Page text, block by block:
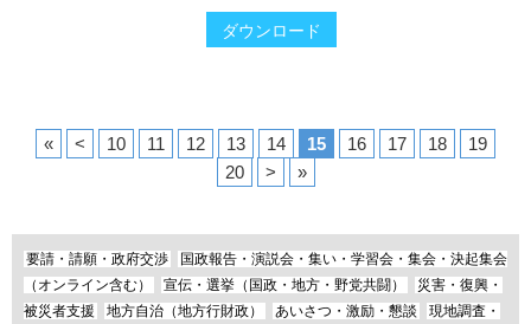
ダウンロード
« < 10 11 12 13 14 15 16 17 18
19
20
> »
要請・請願・政府交渉
国政報告・演説会・集い・学習会・集会・決起集会
（オンライン含む）
宣伝・選挙（国政・地方・野党共闘）
災害・復興・
被災者支援
地方自治（地方行財政） あいさつ・激励・懇談
現地調査・